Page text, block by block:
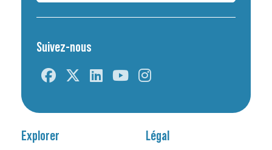
Explorer Légal
Suivez-nous